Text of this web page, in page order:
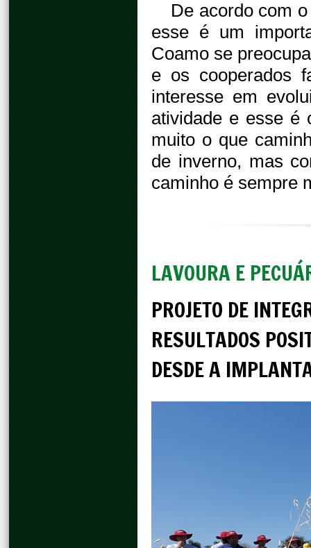
De acordo com
esse é um
Coamo se
e os cooperados
interesse em
atividade e esse é
muito o que
de inverno, mas
caminho é sempre
LAVOURA E
PROJETO DE
RESULTADOS
DESDE A